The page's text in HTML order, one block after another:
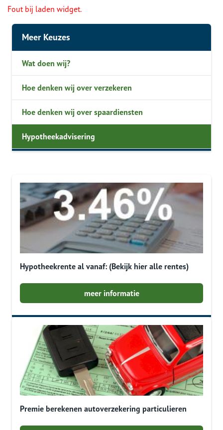
Fout bij laden widget.
Meer Keuzes
Wat doen wij?
Hoe denken wij over verzekeren
Hoe denken wij over spaardiensten
Hypotheekadvisering
Hypotheekrente al vanaf: (Bekijk hier alle rentes)
meer informatie
Premie berekenen autoverzekering particulieren